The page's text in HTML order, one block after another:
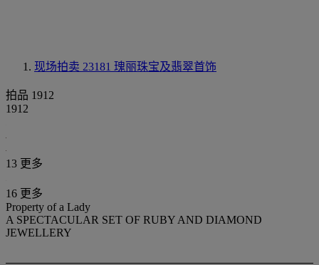
现场拍卖 23181 瑰丽珠宝及翡翠首饰
拍品 1912
1912
13 更多
16 更多
Property of a Lady
A SPECTACULAR SET OF RUBY AND DIAMOND
JEWELLERY